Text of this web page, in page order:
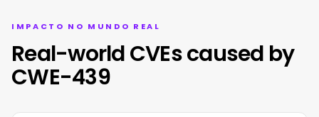
IMPACTO NO MUNDO REAL
Real-world CVEs caused by
CWE-439